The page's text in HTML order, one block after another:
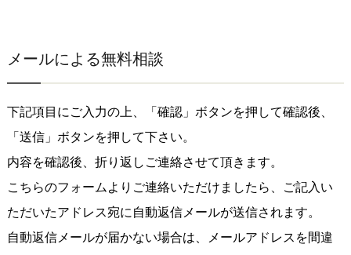
メールによる無料相談
下記項目にご入力の上、「確認」ボタンを押して確認後、
「送信」ボタンを押して下さい。
内容を確認後、折り返しご連絡させて頂きます。
こちらのフォームよりご連絡いただけましたら、ご記入い
ただいたアドレス宛に自動返信メールが送信されます。
自動返信メールが届かない場合は、メールアドレスを間違